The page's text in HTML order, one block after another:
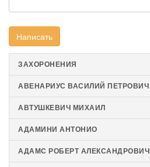
Написать
ЗАХОРОНЕНИЯ
АВЕНАРИУС ВАСИЛИЙ ПЕТРОВИЧ
АВТУШКЕВИЧ МИХАИЛ
АДАМИНИ АНТОНИО
АДАМС РОБЕРТ АЛЕКСАНДРОВИЧ